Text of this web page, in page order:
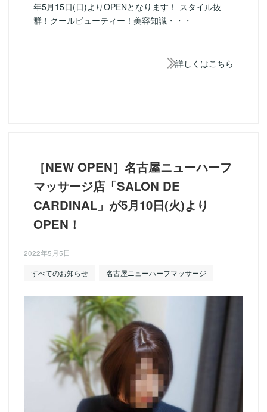
年5月15日(日)よりOPENとなります！ スタイル抜
群！クールビューティー！美容知識・・・
詳しくはこちら
［NEW OPEN］名古屋ニューハーフ
マッサージ店「SALON DE
CARDINAL」が5月10日(火)より
OPEN！
2022年5月5日
すべてのお知らせ
名古屋ニューハーフマッサージ